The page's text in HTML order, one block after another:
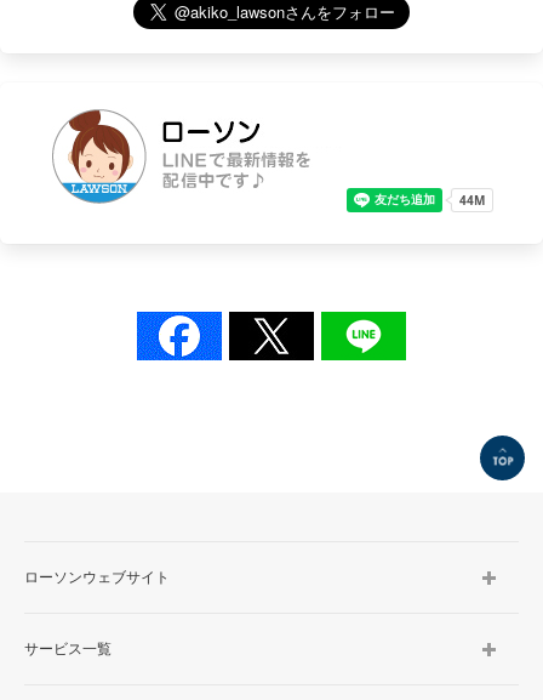
ローソンウェブサイト
サービス一覧